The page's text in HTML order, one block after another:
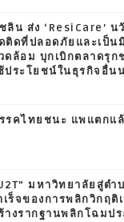
ลิน ส่ง ‘ResiCare’ น
ติดที่ปลอดภัยและเป็น
ดล้อม บุกเบิกตลาดรุก
ประโยชน์ในธุรกิจอื่น
รคไทยชนะ แพแตกแ
มหาวิทยาลัยสู่ตำ
เร็จของการพลิกวิกฤติ
างรากฐานพลิกโฉมป